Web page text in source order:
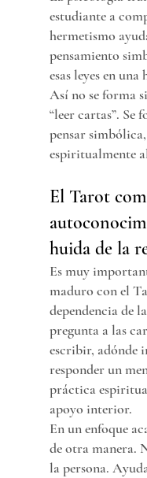
estudiante a
hermetismo
pensamiento
esas leyes en
Así no se forma
“leer cartas”. Se
pensar
espiritualmente
El Tarot
huida de la
Es muy
maduro con el
dependencia de
pregunta a las
escribir, adónde
responder un
práctica
apoyo interior.
En un enfoque
de otra manera.
la persona.